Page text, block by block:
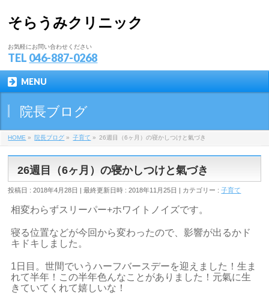
そらうみクリニック
お気軽にお問い合わせください
TEL 046-887-0268
MENU
院長ブログ
HOME » 院長ブログ » 子育て » 26週目（6ヶ月）の寝かしつけと氣づき
26週目（6ヶ月）の寝かしつけと氣づき
投稿日 : 2018年4月28日 最終更新日時 : 2018年11月25日 カテゴリー :子育て
相変わらずスリーパー+ホワイトノイズです。
寝る位置などが今回から変わったので、影響が出るかド
キドキしました。
1日目。世間でいうハーフバースデーを迎えました！生ま
れて半年！この半年色んなことがありました！元氣に生
きていてくれて嬉しいな！